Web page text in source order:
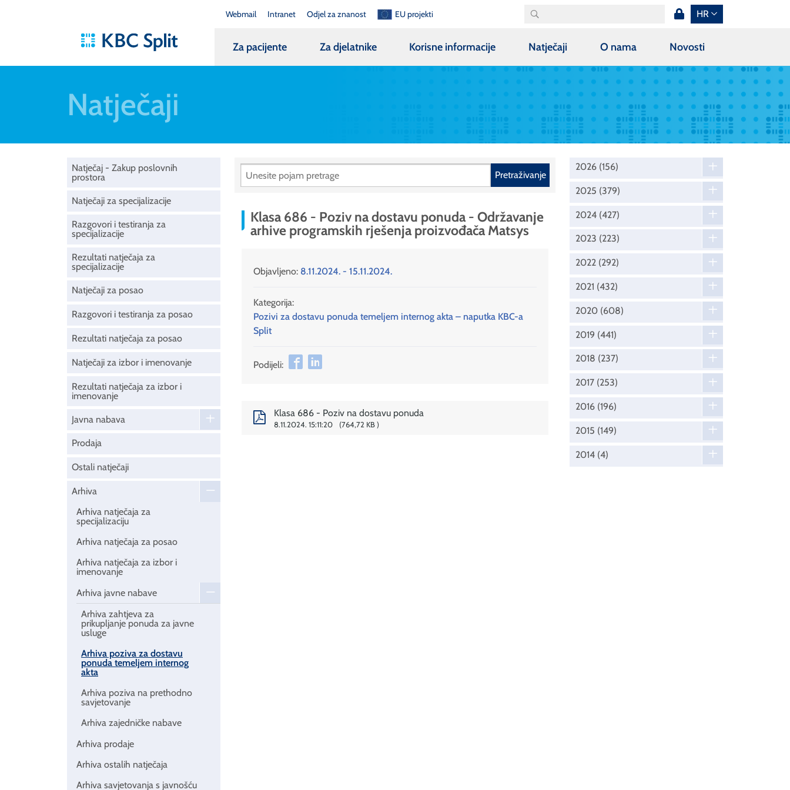
Webmail Intranet Odjel za znanost EU projekti HR
Za pacijente Za djelatnike Korisne informacije Natječaji O nama Novosti
Natječaji
Natječaj - Zakup poslovnih
prostora
Natječaji za specijalizacije
Razgovori i testiranja za
specijalizacije
Rezultati natječaja za
specijalizacije
Natječaji za posao
Razgovori i testiranja za posao
Rezultati natječaja za posao
Natječaji za izbor i imenovanje
Rezultati natječaja za izbor i
imenovanje
Javna nabava
Prodaja
Ostali natječaji
Arhiva
Arhiva natječaja za
specijalizaciju
Arhiva natječaja za posao
Arhiva natječaja za izbor i
imenovanje
Arhiva javne nabave
Arhiva zahtjeva za
prikupljanje ponuda za javne
usluge
Arhiva poziva za dostavu
ponuda temeljem internog
akta
Arhiva poziva na prethodno
savjetovanje
Arhiva zajedničke nabave
Arhiva prodaje
Arhiva ostalih natječaja
Arhiva savjetovanja s javnošću
Pretraživanje
Klasa 686 - Poziv na dostavu ponuda - Održavanje
arhive programskih rješenja proizvođača Matsys
Objavljeno: 8.11.2024. - 15.11.2024.
Kategorija:
Pozivi za dostavu ponuda temeljem internog akta – naputka KBC-a
Split
Podijeli:
Klasa 686 - Poziv na dostavu ponuda
8.11.2024. 15:11:20 764,72 KB
2026 (156)
2025 (379)
2024 (427)
2023 (223)
2022 (292)
2021 (432)
2020 (608)
2019 (441)
2018 (237)
2017 (253)
2016 (196)
2015 (149)
2014 (4)